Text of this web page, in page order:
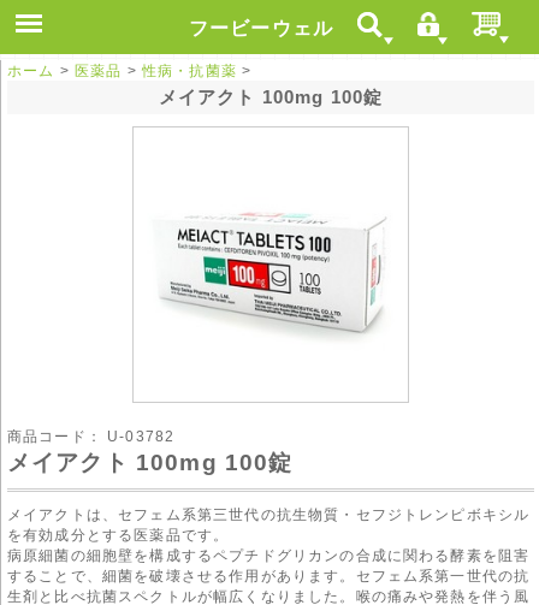
フービーウェル
ホーム > 医薬品 >性病・抗菌薬 >
メイアクト 100mg 100錠
商品コード： U-03782
メイアクト 100mg 100錠
メイアクトは、セフェム系第三世代の抗生物質・セフジトレンピボキシル
を有効成分とする医薬品です。
病原細菌の細胞壁を構成するペプチドグリカンの合成に関わる酵素を阻害
することで、細菌を破壊させる作用があります。セフェム系第一世代の抗
生剤と比べ抗菌スペクトルが幅広くなりました。喉の痛みや発熱を伴う風